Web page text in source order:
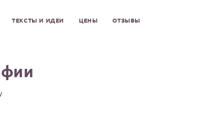
ТЕКСТЫ И ИДЕИ ЦЕНЫ ОТЗЫВЫ